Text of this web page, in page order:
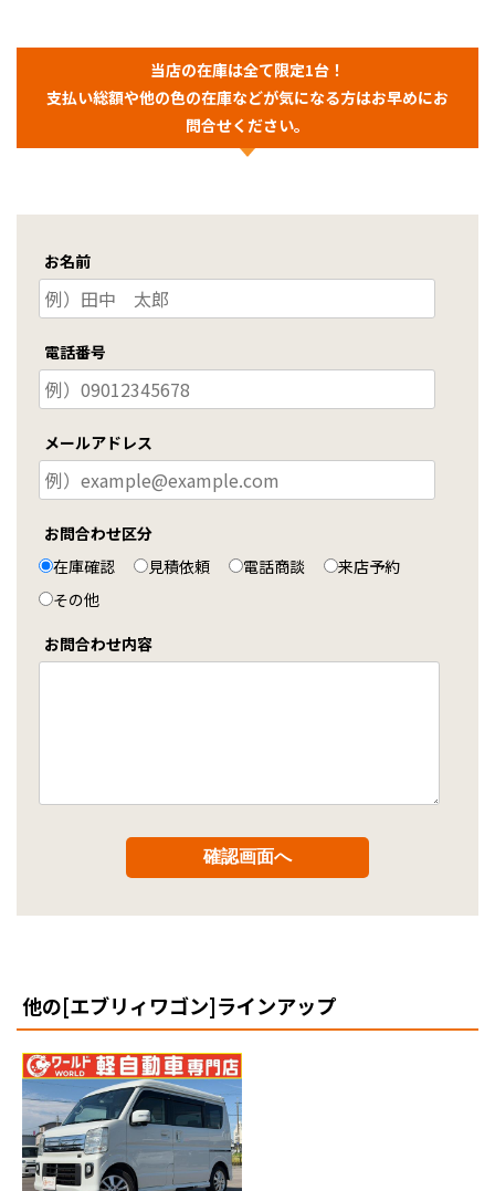
当店の在庫は全て限定1台！
支払い総額や他の色の在庫などが気になる方はお早めにお
問合せください。
お名前
電話番号
メールアドレス
お問合わせ区分
在庫確認
見積依頼 電話商談
来店予約
その他
お問合わせ内容
他の[エブリィワゴン]ラインアップ